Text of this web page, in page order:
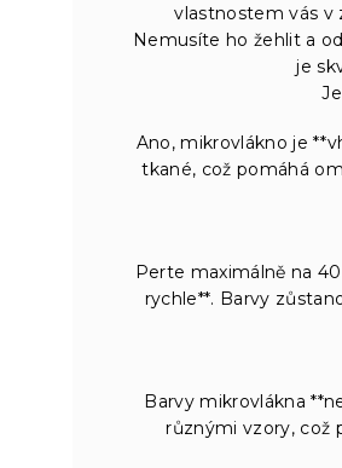
vlastnostem vás v
Nemusíte ho žehlit a
je
Ano, mikrovlákno je
tkané, což pomáhá
Perte maximálně na
rychle**. Barvy
Barvy mikrovlákna
různými vzory, což